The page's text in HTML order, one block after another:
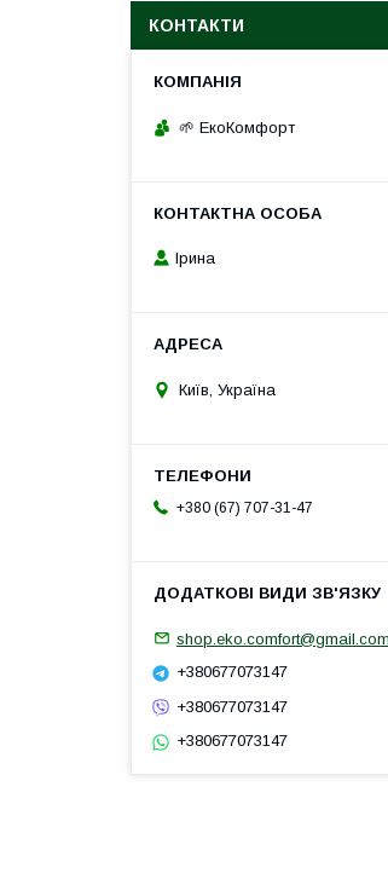
КОНТАКТИ
🌱 ЕкоКомфорт
Ірина
Київ, Україна
+380 (67) 707-31-47
shop.eko.comfort@gmail.com
+380677073147
+380677073147
+380677073147